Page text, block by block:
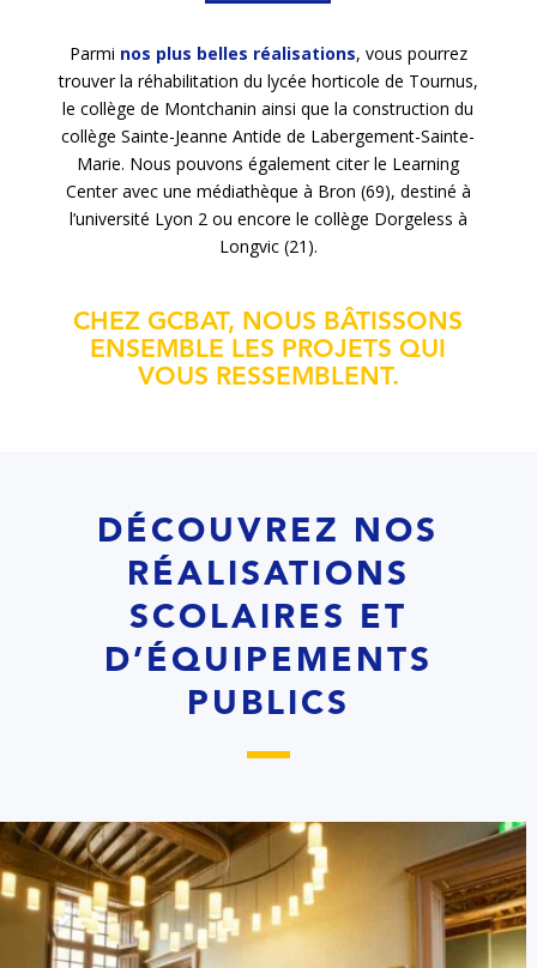
Parmi nos plus belles réalisations, vous pourrez
trouver la réhabilitation du lycée horticole de Tournus,
le collège de Montchanin ainsi que la construction du
collège Sainte-Jeanne Antide de Labergement-Sainte-
Marie. Nous pouvons également citer le Learning
Center avec une médiathèque à Bron (69), destiné à
l’université Lyon 2 ou encore le collège Dorgeless à
Longvic (21).
CHEZ GCBAT, NOUS BÂTISSONS
ENSEMBLE LES PROJETS QUI
VOUS RESSEMBLENT.
DÉCOUVREZ NOS
RÉALISATIONS
SCOLAIRES ET
D’ÉQUIPEMENTS
PUBLICS